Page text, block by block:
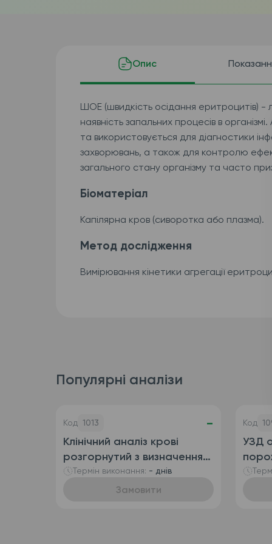
Опис
ШОЕ (швидкість осідання еритроцитів)
наявність запальних процесів в
та використовується для діагностики
захворювань, а також для контролю
загального стану організму та часто
Біоматеріал
Капілярна кров (сиворотка або плазма).
Метод дослідження
Вимірювання кінетики агрегації
Популярні аналізи
Код 1013 -
Клінічний аналіз крові
розгорнутий з визначенням
ретикулоцитів
(автоматизований + ручна
Термін виконання: - днів
Замовити
Код
УЗД